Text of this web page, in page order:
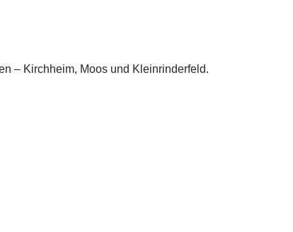
– Kirchheim, Moos und Kleinrinderfeld.